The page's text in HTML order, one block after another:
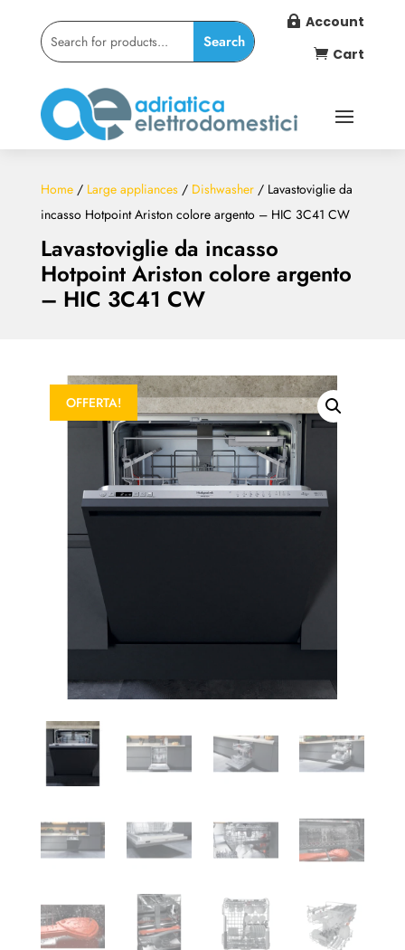
 Account
 Cart
Lavastoviglie da incasso
Hotpoint Ariston colore argento
– HIC 3C41 CW
Home/ Large appliances/ Dishwasher/ Lavastoviglie da
incasso Hotpoint Ariston colore argento – HIC 3C41 CW
OFFERTA!